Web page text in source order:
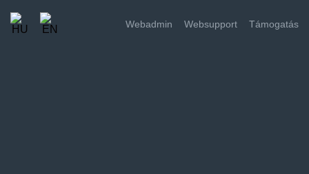
Webadmin Websupport Támogatás